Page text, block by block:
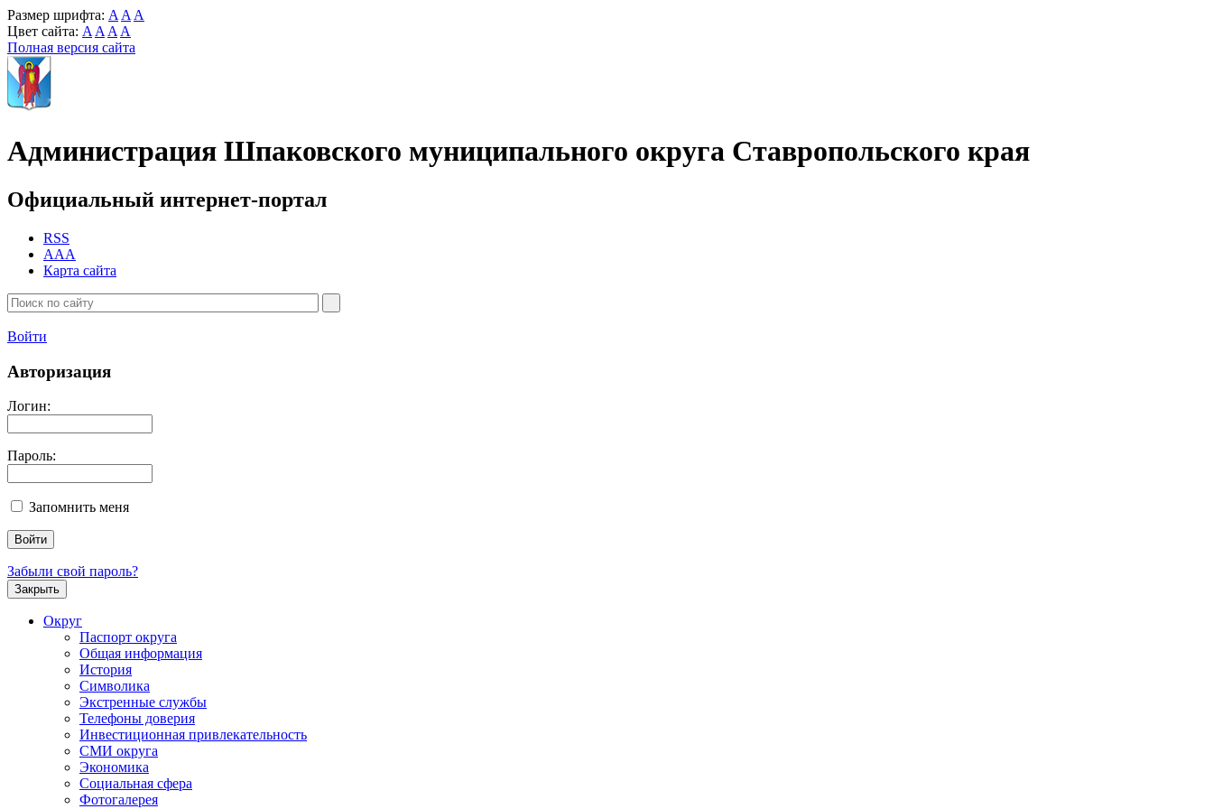
Размер шрифта: A A A
Цвет сайта: A A A A
Полная версия сайта
Администрация Шпаковского муниципального округа Ставропольского края
Официальный интернет-портал
RSS
AAA
Карта сайта
Войти
Авторизация
Логин:
Пароль:
Запомнить меня
Забыли свой пароль?
Закрыть
Округ
Паспорт округа
Общая информация
История
Символика
Экстренные службы
Телефоны доверия
Инвестиционная привлекательность
СМИ округа
Экономика
Социальная сфера
Фотогалерея